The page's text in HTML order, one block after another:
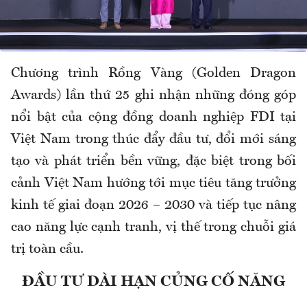
Chương trình Rồng Vàng (Golden Dragon
Awards) lần thứ 25 ghi nhận những đóng góp
nổi bật của cộng đồng doanh nghiệp FDI tại
Việt Nam trong thúc đẩy đầu tư, đổi mới sáng
tạo và phát triển bền vững, đặc biệt trong bối
cảnh Việt Nam hướng tới mục tiêu tăng trưởng
kinh tế giai đoạn 2026 – 2030 và tiếp tục nâng
cao năng lực cạnh tranh, vị thế trong chuỗi giá
trị toàn cầu.
ĐẦU TƯ DÀI HẠN CỦNG CỐ NĂNG